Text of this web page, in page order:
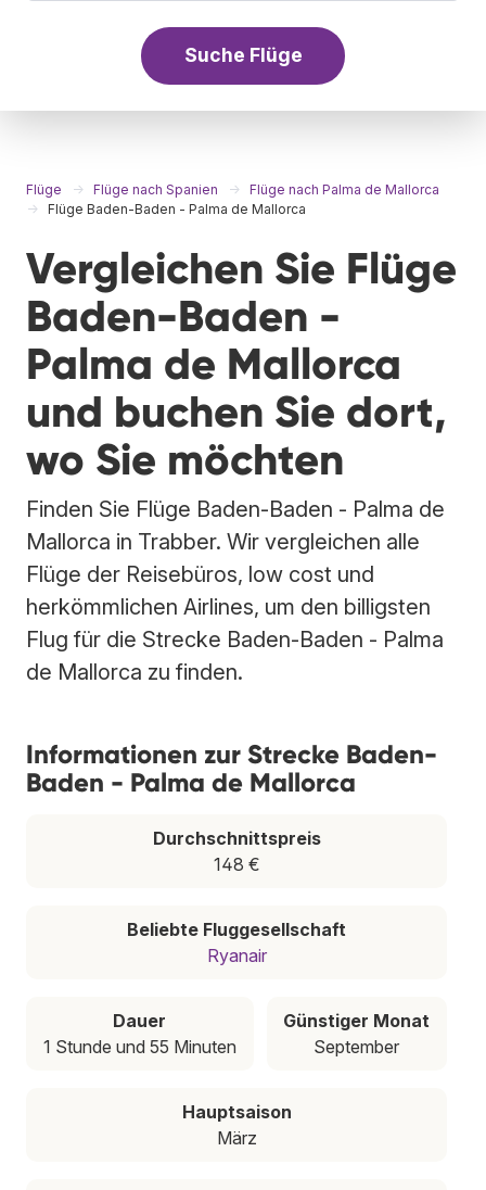
Suche Flüge
Flüge Flüge nach Spanien
Flüge nach Palma de Mallorca
Flüge Baden-Baden - Palma de Mallorca
Vergleichen Sie Flüge
Baden-Baden -
Palma de Mallorca
und buchen Sie dort,
wo Sie möchten
Finden Sie Flüge Baden-Baden - Palma de
Mallorca in Trabber. Wir vergleichen alle
Flüge der Reisebüros, low cost und
herkömmlichen Airlines, um den billigsten
Flug für die Strecke Baden-Baden - Palma
de Mallorca zu finden.
Informationen zur Strecke Baden-
Baden - Palma de Mallorca
Durchschnittspreis
148 €
Beliebte Fluggesellschaft
Ryanair
Dauer
1 Stunde und 55 Minuten
Günstiger Monat
September
Hauptsaison
März